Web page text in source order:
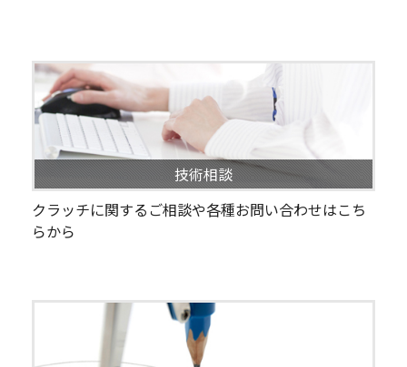
技術相談
クラッチに関するご相談や各種お問い合わせはこち
らから